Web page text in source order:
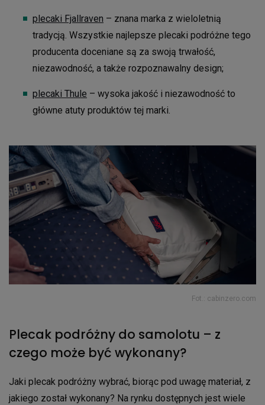
plecaki Fjallraven – znana marka z wieloletnią
tradycją. Wszystkie najlepsze plecaki podróżne tego
producenta doceniane są za swoją trwałość,
niezawodność, a także rozpoznawalny design;
plecaki Thule – wysoka jakość i niezawodność to
główne atuty produktów tej marki.
Fot.: cabinzero.com
Plecak podróżny do samolotu – z
czego może być wykonany?
Jaki plecak podróżny wybrać, biorąc pod uwagę materiał, z
jakiego został wykonany? Na rynku dostępnych jest wiele